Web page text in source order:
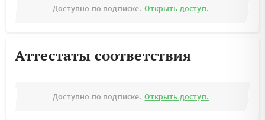
Доступно по подписке. Открыть доступ.
Аттестаты соответствия
Доступно по подписке. Открыть доступ.